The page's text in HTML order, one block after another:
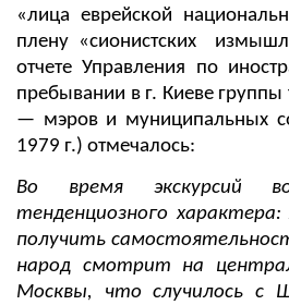
«лица еврейской
плену «сионистских
отчете Управления по
пребывании в г. Киеве группы
— мэров и муниципальных
1979 г.) отмечалось:
Во время экскурсий
тенденциозного
получить
народ смотрит на
Москвы, что случилось с